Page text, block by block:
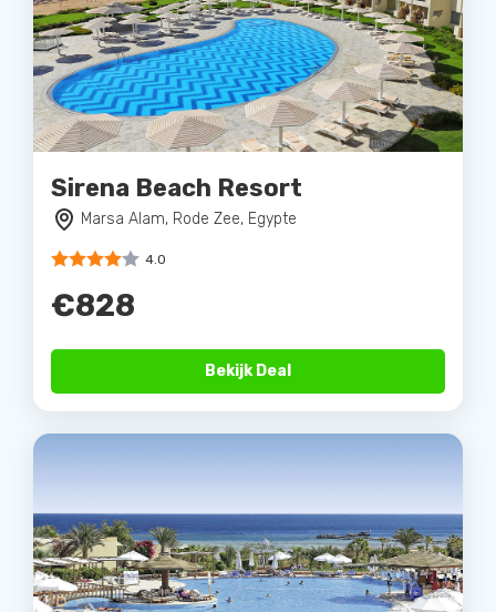
Sirena Beach Resort
Marsa Alam, Rode Zee, Egypte
4.0
€828
Bekijk Deal